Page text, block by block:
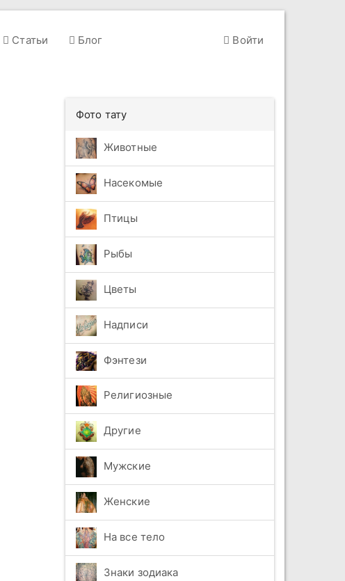
Статьи Блог Войти
Фото тату
Животные
Насекомые
Птицы
Рыбы
Цветы
Надписи
Фэнтези
Религиозные
Другие
Мужские
Женские
На все тело
Знаки зодиака